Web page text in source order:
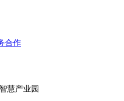
合作
慧产业园